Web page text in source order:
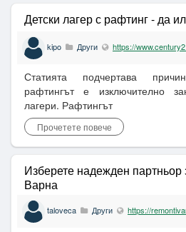
Детски лагер с рафтинг - да
kipo Други https://
Статията подчертава
рафтингът е изключително
лагери. Рафтингът
Прочетете повече
Изберете надежден партньор
Варна
taloveca Други https://